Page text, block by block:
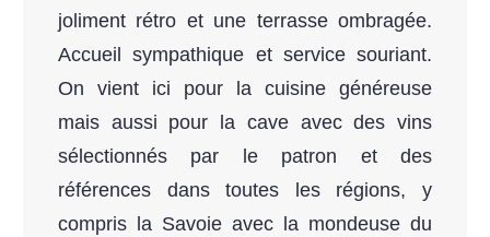
joliment rétro et une terrasse ombragée.
Accueil sympathique et service souriant.
On vient ici pour la cuisine généreuse
mais aussi pour la cave avec des vins
sélectionnés par le patron et des
références dans toutes les régions, y
compris la Savoie avec la mondeuse du